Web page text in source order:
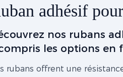
adhésif
nos rubans
les options en
rubans offrent une